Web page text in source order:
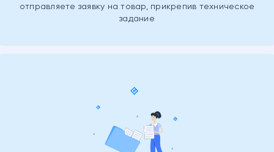
отправляете заявку на товар, прикрепив техническое
задание